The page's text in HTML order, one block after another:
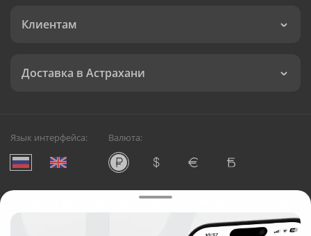
Клиентам
Доставка в Астрахани
Язык интерфейса: Валюта:
Служба круглосуточной доставки цветов в Астрахани
Русский Букет, 2026